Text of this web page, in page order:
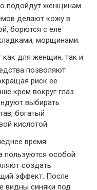
подойдут женщинам
делают кожу в
борются с еле
морщинами.
как для женщин, так и
позволяют
риск ее
крем вокруг глаз
выбирать
богатый
кислотой.
время
пользуются особой
создать
эффект. После
видны синяки под